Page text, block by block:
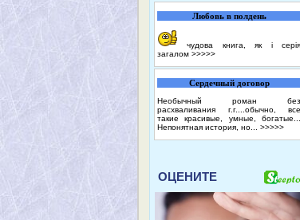
Любовь в полдень
чудова книга, як і серія
загалом >>>>>
Сердечный договор
Необычный роман без
расхваливания г.г....обычно, все
такие красивые, умные, богатые...
Непонятная история, но... >>>>>
ОЦЕНИТЕ